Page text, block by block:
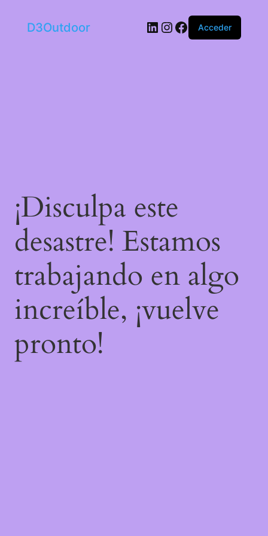
D3Outdoor LinkedIn
Instagram
Facebook
Acceder
¡Disculpa este
desastre! Estamos
trabajando en algo
increíble, ¡vuelve
pronto!